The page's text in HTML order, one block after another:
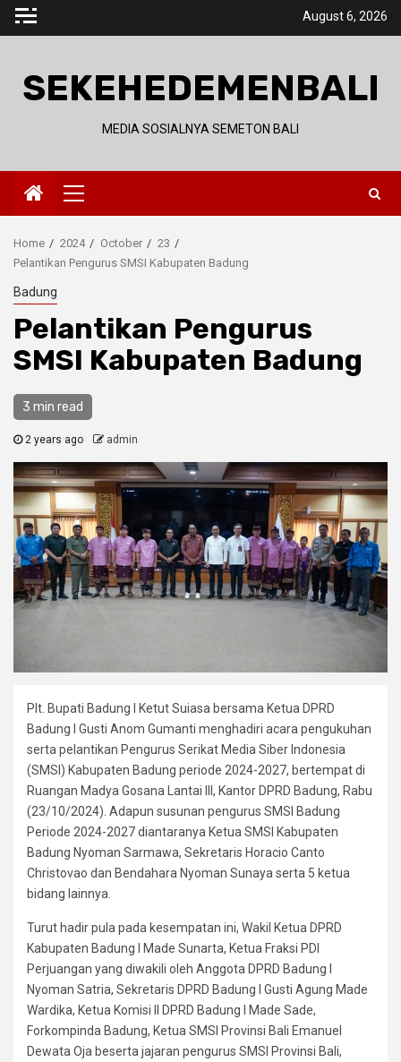
Skip
August 6, 2026
SEKEHEDEMENBALI
MEDIA SOSIALNYA SEMETON BALI
Primary
Menu
Home 2024 October
23
Pelantikan Pengurus SMSI Kabupaten Badung
Badung
Pelantikan Pengurus
SMSI Kabupaten Badung
3 min read
2 years ago admin
Plt. Bupati Badung I Ketut Suiasa bersama Ketua DPRD
Badung I Gusti Anom Gumanti menghadiri acara pengukuhan
serta pelantikan Pengurus Serikat Media Siber Indonesia
(SMSI) Kabupaten Badung periode 2024-2027, bertempat di
Ruangan Madya Gosana Lantai III, Kantor DPRD Badung, Rabu
(23/10/2024). Adapun susunan pengurus SMSI Badung
Periode 2024-2027 diantaranya Ketua SMSI Kabupaten
Badung Nyoman Sarmawa, Sekretaris Horacio Canto
Christovao dan Bendahara Nyoman Sunaya serta 5 ketua
bidang lainnya.
Turut hadir pula pada kesempatan ini, Wakil Ketua DPRD
Kabupaten Badung I Made Sunarta, Ketua Fraksi PDI
Perjuangan yang diwakili oleh Anggota DPRD Badung I
Nyoman Satria, Sekretaris DPRD Badung I Gusti Agung Made
Wardika, Ketua Komisi II DPRD Badung I Made Sade,
Forkompinda Badung, Ketua SMSI Provinsi Bali Emanuel
Dewata Oja beserta jajaran pengurus SMSI Provinsi Bali,